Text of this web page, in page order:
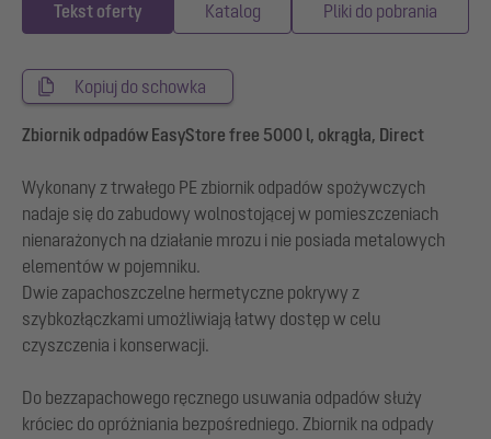
Tekst oferty Katalog Pliki do pobrania
Kopiuj do schowka
Zbiornik odpadów EasyStore free 5000 l, okrągła, Direct
Wykonany z trwałego PE zbiornik odpadów spożywczych
nadaje się do zabudowy wolnostojącej w pomieszczeniach
nienarażonych na działanie mrozu i nie posiada metalowych
elementów w pojemniku.
Dwie zapachoszczelne hermetyczne pokrywy z
szybkozłączkami umożliwiają łatwy dostęp w celu
czyszczenia i konserwacji.
Do bezzapachowego ręcznego usuwania odpadów służy
króciec do opróżniania bezpośredniego. Zbiornik na odpady